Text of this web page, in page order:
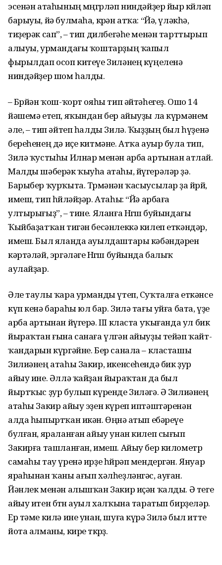
эсенән атаһының мөңгөрләп ниндәйҙер йыр көйләп
барыуы, йә булмаһа, көрән атҡа: “Йә, үләкһә,
тиҙерәк сап”, – тип дилбегәһе менән тарттырып
алыуы, урмандағы ҡоштарҙың ҡапыл
фырылдап осоп китеүе Зиләнең күңеленә
ниндәйҙер шом һалды.
– Бөрйән ҡош-ҡорт ояһы тип әйтәһегеҙ. Ошо 14
йәшемә етеп, яҡындан бер айыуҙы ла күрмәнем
әле, – тип әйтеп һалды Зилә. Ҡыҙҙың был һүҙенә
береһенең дә иҫе китмәне. Атҡа ауыр була тип,
Зилә ҡустыһы Илнар менән арба артынан атлай.
Малды шәберәк ҡыуһа атаһы, йүгерәләр ҙә.
Барыбер ҡурҡыта. Төрмәнән ҡасыусылар ҙа йөрөй,
имеш, тип һөйләйҙәр. Атаһы: “Йә арбаға
ултырығыҙ”, – тине. Яланға Нөгөш буйындағы
Ҡыйбаҙатҡан тигән бесәнлеккә килеп еткәндәр,
имеш. Был яланда ауылдаштары кәбәндәрен
кәртәләй, эргәләге Нөгөш буйында балыҡ
аулайҙар.
Әле таулы ҡара урманды үтеп, Суҡталға еткәнсе
күп кенә бараһы юл бар. Зилә тағы уйға бата, үҙе
арба артынан йүгерә. III класта уҡығанда ул бик
йыраҡтан ғына санаға үлгән айыуҙы тейәп ҡайт­
ҡандарын күргәйне. Бер санала – класташы
Зилиәнең атаһы Закир, икенсеһендә бик ҙур
айыу ине. Әллә ҡайҙан йыраҡтан да был
йыртҡыс ҙур булып күренде Зиләгә. Ә Зилиәнең
атаһы Закир айыу эҙен күреп иптәштәренән
алда һыпыртҡан икән. Өңөнә атып ебәреүе
булған, яраланған айыу унан килеп сығып
Закирға ташланған, имеш. Айыу бер километр
самаһы тау үренә ирҙе һөйрәп мендергән. Януар
яраһынан ҡаны ағып хәлһеҙләнгәс, ауған.
Йәнлек менән алышҡан Закир иҫән ҡалды. Ә теге
айыу итен бөтөн ауыл халҡына таратып бирҙеләр.
Ер тәме килә ине унан, шуға күрә Зилә был итте
йота алманы, кире төкөрҙө.